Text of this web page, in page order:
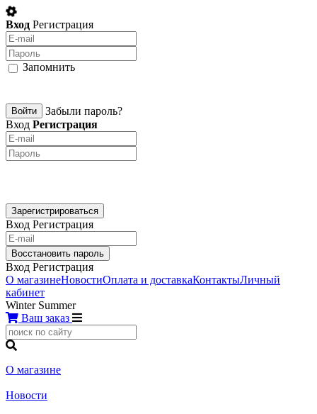
Вход Регистрация
Запомнить
Забыли пароль?
Вход Регистрация
Вход Регистрация
Вход Регистрация
О магазинеНовостиОплата и доставкаКонтактыЛичный
кабинет
Winter Summer
Ваш заказ
О магазине
Новости